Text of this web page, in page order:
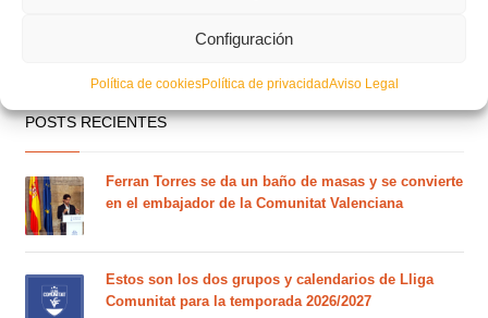
Configuración
Política de cookiesPolítica de privacidadAviso Legal
POSTS RECIENTES
Ferran Torres se da un baño de masas y se convierte
en el embajador de la Comunitat Valenciana
Estos son los dos grupos y calendarios de Lliga
Comunitat para la temporada 2026/2027